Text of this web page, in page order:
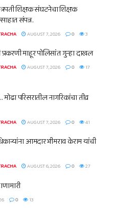
शिक्षक संघटनेचा शिक्षक
संपन्न.
AUGUST 7, 2026 0 3
माहूर पोलिसांत गुन्हा दाखल
AUGUST 7, 2026 0 17
परिसरातील नागरिकांचा तीव्र
AUGUST 7, 2026 0 41
आमदार भीमराव केराम यांची
AUGUST 6, 2026 0 27
0 13